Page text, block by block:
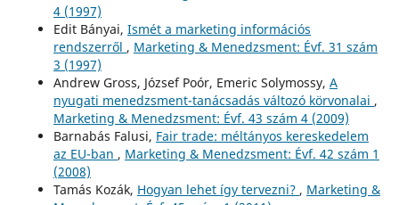
4 (1997)
Edit Bányai, Ismét a marketing információs
rendszerről , Marketing & Menedzsment: Évf. 31 szám
3 (1997)
Andrew Gross, József Poór, Emeric Solymossy, A
nyugati menedzsment-tanácsadás változó körvonalai ,
Marketing & Menedzsment: Évf. 43 szám 4 (2009)
Barnabás Falusi, Fair trade: méltányos kereskedelem
az EU-ban , Marketing & Menedzsment: Évf. 42 szám 1
(2008)
Tamás Kozák, Hogyan lehet így tervezni? , Marketing &